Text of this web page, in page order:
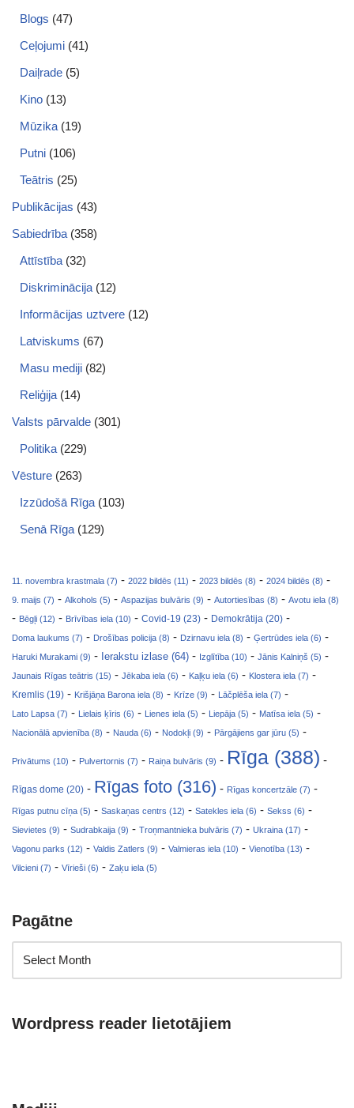
Blogs (47)
Ceļojumi (41)
Daiļrade (5)
Kino (13)
Mūzika (19)
Putni (106)
Teātris (25)
Publikācijas (43)
Sabiedrība (358)
Attīstība (32)
Diskriminācija (12)
Informācijas uztvere (12)
Latviskums (67)
Masu mediji (82)
Reliģija (14)
Valsts pārvalde (301)
Politika (229)
Vēsture (263)
Izzūdošā Rīga (103)
Senā Rīga (129)
11. novembra krastmala (7) - 2022 bildēs (11) - 2023 bildēs (8) - 2024 bildēs (8) -
9. maijs (7) - Alkohols (5) - Aspazijas bulvāris (9) - Autortiesības (8) - Avotu iela (8)
- Bēgļi (12) - Brīvības iela (10) - Covid-19 (23) - Demokrātija (20) -
Doma laukums (7) - Drošības policija (8) - Dzirnavu iela (8) - Ģertrūdes iela (6) -
Haruki Murakami (9) - Ierakstu izlase (64) - Izglītība (10) - Jānis Kalniņš (5) -
Jaunais Rīgas teātris (15) - Jēkaba iela (6) - Kaļķu iela (6) - Klostera iela (7) -
Kremlis (19) - Krišjāņa Barona iela (8) - Krīze (9) - Lāčplēša iela (7) -
Lato Lapsa (7) - Lielais ķīris (6) - Lienes iela (5) - Liepāja (5) - Matīsa iela (5) -
Nacionālā apvienība (8) - Nauda (6) - Nodokļi (9) - Pārgājiens gar jūru (5) -
Privātums (10) - Pulvertornis (7) - Raiņa bulvāris (9) - Rīga (388) -
Rīgas dome (20) - Rīgas foto (316) - Rīgas koncertzāle (7) -
Rīgas putnu cīņa (5) - Saskaņas centrs (12) - Satekles iela (6) - Sekss (6) -
Sievietes (9) - Sudrabkaija (9) - Troņmantnieka bulvāris (7) - Ukraina (17) -
Vagonu parks (12) - Valdis Zatlers (9) - Valmieras iela (10) - Vienotība (13) -
Vilcieni (7) - Vīrieši (6) - Zaķu iela (5)
Pagātne
Wordpress reader lietotājiem